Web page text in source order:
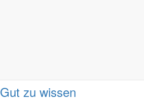
Gut zu wissen